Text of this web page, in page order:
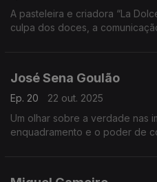
A pasteleira e criadora “La
culpa dos doces, a
José Sena Goulão
Ep. 20
22 out. 2025
Um olhar sobre a verdade nas
enquadramento e o poder de